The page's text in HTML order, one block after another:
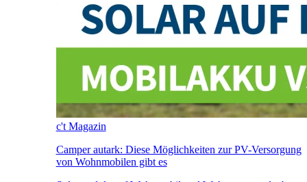
c't Magazin
Camper autark: Diese Möglichkeiten zur PV-Versorgung
von Wohnmobilen gibt es